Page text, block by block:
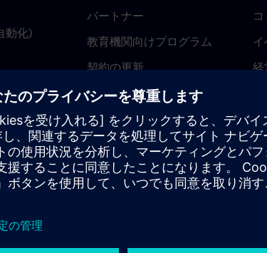
動化)
パートナー
教育機関向けプログラム
契約の更新
返金ポリシー
経
ト
テ